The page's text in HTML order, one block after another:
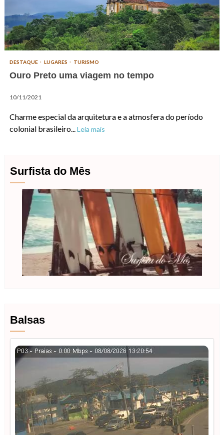
DESTAQUE LUGARES TURISMO
Ouro Preto uma viagem no tempo
10/11/2021
Charme especial da arquitetura e a atmosfera do período
colonial brasileiro...Leia mais
Surfista do Mês
Balsas